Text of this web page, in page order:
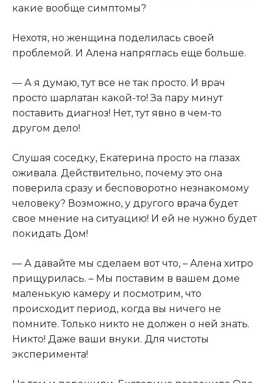
какие вообще симптомы?
Нехотя, но женщина поделилась своей
проблемой. И Алена напряглась еще больше.
— А я думаю, тут все не так просто. И врач
просто шарлатан какой-то! За пару минут
поставить диагноз! Нет, тут явно в чем-то
другом дело!
Слушая соседку, Екатерина просто на глазах
оживала. Действительно, почему это она
поверила сразу и бесповоротно незнакомому
человеку? Возможно, у другого врача будет
свое мнение на ситуацию! И ей не нужно будет
покидать Дом!
— А давайте мы сделаем вот что, – Алена хитро
прищурилась. – Мы поставим в вашем доме
маленькую камеру и посмотрим, что
происходит период, когда вы ничего не
помните. Только никто не должен о ней знать.
Никто! Даже ваши внуки. Для чистоты
эксперимента!